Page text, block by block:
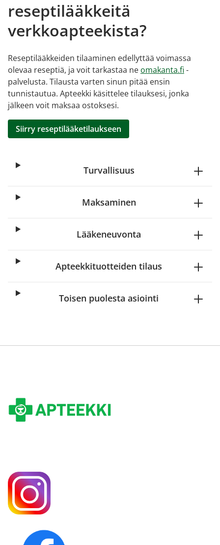
reseptilääkkeitä
verkkoapteekista?
Reseptilääkkeiden tilaaminen edellyttää voimassa
olevaa reseptiä, ja voit tarkastaa ne omakanta.fi -
palvelusta. Tilausta varten sinun pitää ensin
tunnistautua. Apteekki käsittelee tilauksesi, jonka
jälkeen voit maksaa ostoksesi.
Siirry reseptilääketilaukseen
Turvallisuus
Maksaminen
Lääkeneuvonta
Apteekkituotteiden tilaus
Toisen puolesta asiointi